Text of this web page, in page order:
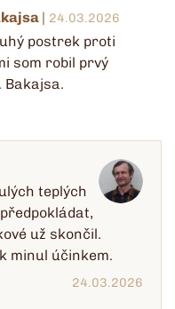
| 24.03.2026
postrek proti
som robil prvý
Bakajsa.
teplých
už skončil.
minul účinkem.
24.03.2026